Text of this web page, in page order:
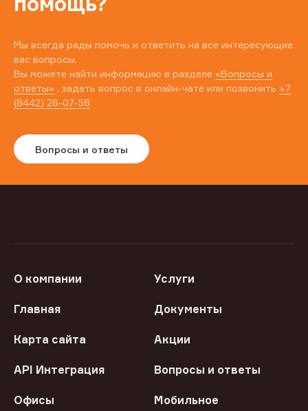
Мы всегда рады помочь и ответить на все интересующие
вас вопросы.
Вы можете найти информацию в разделе «Вопросы и
ответы» , задать вопрос в онлайн-чате или позвонить +7
(8442) 26-07-58
Вопросы и ответы
О компании Услуги
Главная Документы
Карта сайта Акции
API Интеграция Вопросы и ответы
Офисы
Мобильное